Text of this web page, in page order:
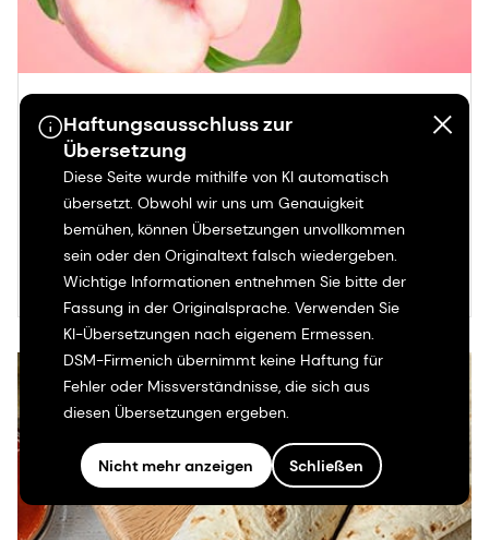
4 April 2024
Why 2024 is looking just
peachy for gummy lovers
Learn more
Haftungsausschluss zur
Übersetzung
Diese Seite wurde mithilfe von KI automatisch
übersetzt. Obwohl wir uns um Genauigkeit
bemühen, können Übersetzungen unvollkommen
sein oder den Originaltext falsch wiedergeben.
Wichtige Informationen entnehmen Sie bitte der
Fassung in der Originalsprache. Verwenden Sie
KI-Übersetzungen nach eigenem Ermessen.
DSM-Firmenich übernimmt keine Haftung für
Fehler oder Missverständnisse, die sich aus
diesen Übersetzungen ergeben.
Nicht mehr anzeigen Schließen